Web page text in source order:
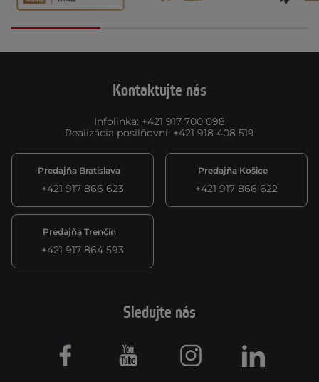
Kontaktujte nás
Infolinka: +421 917 700 098
Realizácia posilňovní: +421 918 408 519
Predajňa Bratislava
+421 917 866 623
Predajňa Košice
+421 917 866 622
Predajňa Trenčín
+421 917 864 593
Sledujte nás
Facebook Youtube Instagram LinkedIn